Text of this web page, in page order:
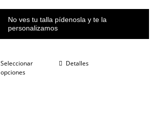
No ves tu talla pídenosla y te la
personalizamos
Seleccionar
opciones
Detalles